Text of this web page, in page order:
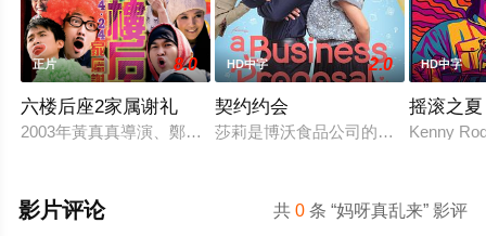
正片 8.0
六楼后座2家属谢礼
2003年黃真真導演、鄭丹瑞編劇的喜劇《六樓后座》拍出香港
HD中字 2.0
契约约会
莎莉是博沃食品公司的食品分析师，
HD中字
摇滚之夏
Kenny
共0 条 “妈呀真乱来” 影评
影片评论